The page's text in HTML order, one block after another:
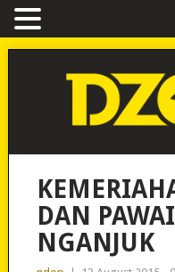
DAN
NGANJUK